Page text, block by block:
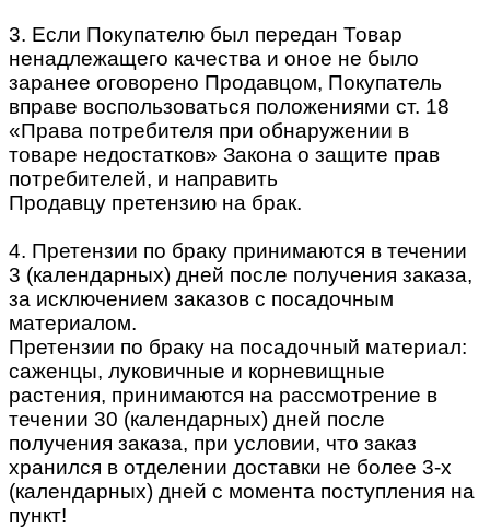
3. Если Покупателю был передан Товар
ненадлежащего качества и оное не было
заранее оговорено Продавцом, Покупатель
вправе воспользоваться положениями ст. 18
«Права потребителя при обнаружении в
товаре недостатков» Закона о защите прав
потребителей, и направить
Продавцу претензию на брак.
4. Претензии по браку принимаются в течении
3 (календарных) дней после получения заказа,
за исключением заказов с посадочным
материалом.
Претензии по браку на посадочный материал:
саженцы, луковичные и корневищные
растения, принимаются на рассмотрение в
течении 30 (календарных) дней после
получения заказа, при условии, что заказ
хранился в отделении доставки не более 3-х
(календарных) дней с момента поступления на
пункт!